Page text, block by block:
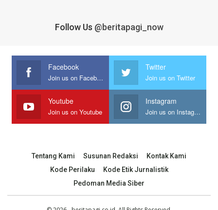
Follow Us @beritapagi_now
Facebook
Join us on Facebook
Twitter
Join us on Twitter
Youtube
Join us on Youtube
Instagram
Join us on Instagram
Tentang Kami Susunan Redaksi
Kontak Kami
Kode Perilaku
Kode Etik Jurnalistik
Pedoman Media Siber